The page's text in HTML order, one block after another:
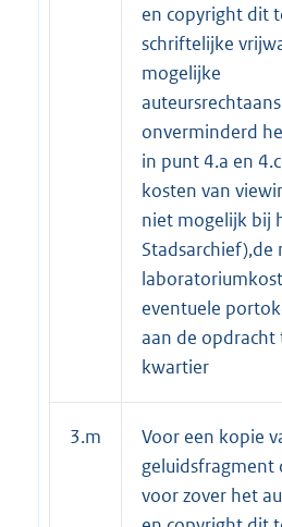
en copyright dit
schriftelijke
mogelijke
onverminderd
in punt 4.a en
kosten van
niet mogelijk bij
Stadsarchief),de
eventuele
aan de opdracht
kwartier
3.m
Voor een kopie
geluidsfragment
voor zover het